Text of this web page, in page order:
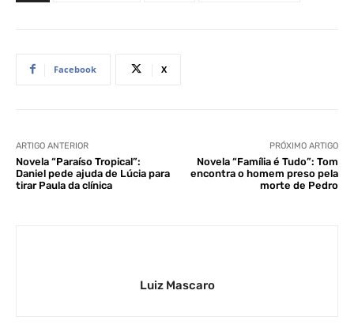
Facebook X
ARTIGO ANTERIOR
Novela “Paraíso Tropical”:
Daniel pede ajuda de Lúcia para
tirar Paula da clínica
PRÓXIMO ARTIGO
Novela “Família é Tudo”: Tom
encontra o homem preso pela
morte de Pedro
Luiz Mascaro